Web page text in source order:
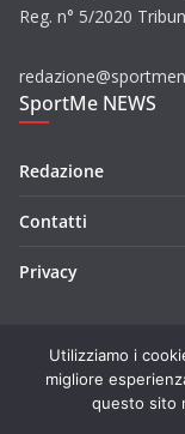
Reg. n° 5/2020
SportMe NEWS
Redazione
Contatti
Privacy
Copyright ©
Utilizziamo i
migliore
questo sito